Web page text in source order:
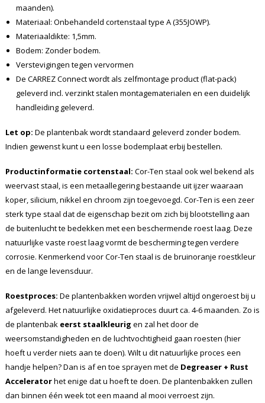
maanden).
Materiaal: Onbehandeld cortenstaal type A (355JOWP).
Materiaaldikte: 1,5mm.
Bodem: Zonder bodem.
Verstevigingen tegen vervormen
De CARREZ Connect wordt als zelfmontage product (flat-pack)
geleverd incl. verzinkt stalen montagematerialen en een duidelijk
handleiding geleverd.
Let op: De plantenbak wordt standaard geleverd zonder bodem.
Indien gewenst kunt u een losse bodemplaat erbij bestellen.
Productinformatie cortenstaal: Cor-Ten staal ook wel bekend als
weervast staal, is een metaallegering bestaande uit ijzer waaraan
koper, silicium, nikkel en chroom zijn toegevoegd. Cor-Ten is een zeer
sterk type staal dat de eigenschap bezit om zich bij blootstelling aan
de buitenlucht te bedekken met een beschermende roest laag. Deze
natuurlijke vaste roest laag vormt de bescherming tegen verdere
corrosie. Kenmerkend voor Cor-Ten staal is de bruinoranje roestkleur
en de lange levensduur.
Roestproces: De plantenbakken worden vrijwel altijd ongeroest bij u
afgeleverd. Het natuurlijke oxidatieproces duurt ca. 4-6 maanden. Zo is
de plantenbak eerst staalkleurig en zal het door de
weersomstandigheden en de luchtvochtigheid gaan roesten (hier
hoeft u verder niets aan te doen). Wilt u dit natuurlijke proces een
handje helpen? Dan is af en toe sprayen met de Degreaser + Rust
Acceleratorhet enige dat u hoeft te doen. De plantenbakken zullen
dan binnen één week tot een maand al mooi verroest zijn.